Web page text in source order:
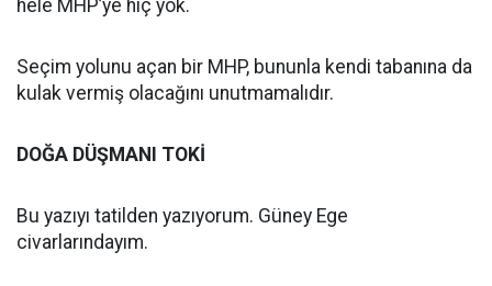
hele MHP’ye hiç yok.
Seçim yolunu açan bir MHP, bununla kendi tabanına da
kulak vermiş olacağını unutmamalıdır.
DOĞA DÜŞMANI TOKİ
Bu yazıyı tatilden yazıyorum. Güney Ege
civarlarındayım.